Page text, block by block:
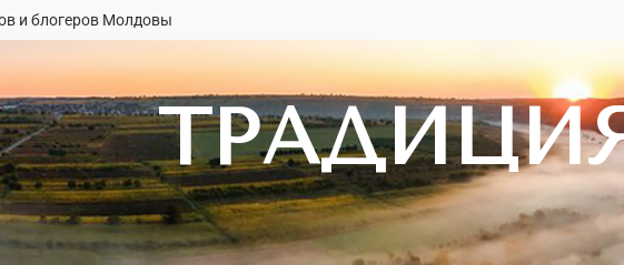
и блогеров Молдовы